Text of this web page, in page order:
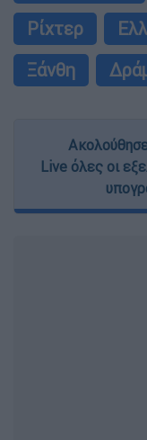
Ρίχτερ
Ξάνθη
Live όλες οι